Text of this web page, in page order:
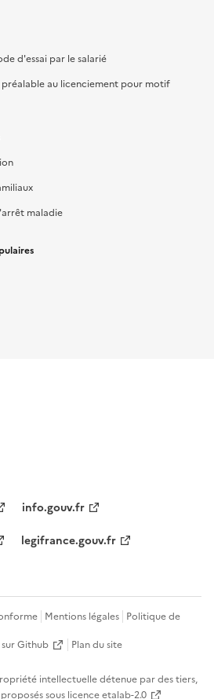
d'essai par le salarié
au licenciement pour motif
maladie
info.gouv.fr
legifrance.gouv.fr
Mentions légales Politique de
Github Plan du site
intellectuelle détenue par des tiers,
sous licence etalab-2.0